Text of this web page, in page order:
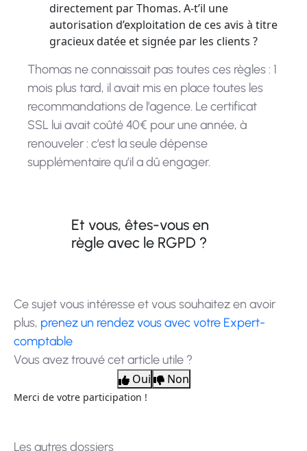
directement par Thomas. A-t’il une
autorisation d’exploitation de ces avis à titre
gracieux datée et signée par les clients ?
Thomas ne connaissait pas toutes ces règles : 1
mois plus tard, il avait mis en place toutes les
recommandations de l’agence. Le certificat
SSL lui avait coûté 40€ pour une année, à
renouveler : c’est la seule dépense
supplémentaire qu’il a dû engager.
Et vous, êtes-vous en
règle avec le RGPD ?
Ce sujet vous intéresse et vous souhaitez en avoir
plus, prenez un rendez vous avec votre Expert-
comptable
Vous avez trouvé cet article utile ?
Oui
Non
Merci de votre participation !
Les autres dossiers